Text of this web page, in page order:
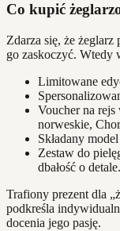
Co kupić
Zdarza się, że żeglarz
go zaskoczyć. Wtedy
Limitowane
Voucher na
norweskie,
Składany
Zestaw do
dbałość o detale.
Trafiony prezent dla
podkreśla
docenia jego pasję.